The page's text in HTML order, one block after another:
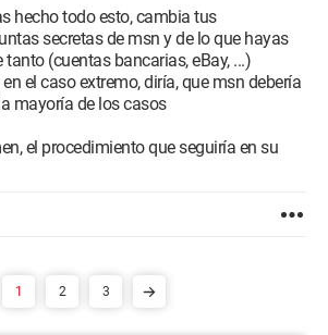
hecho todo esto, cambia tus
secretas de msn y de lo que hayas
(cuentas bancarias, eBay, ...)
el caso extremo, diría, que msn debería
mayoría de los casos
el procedimiento que seguiría en su
1 2 3